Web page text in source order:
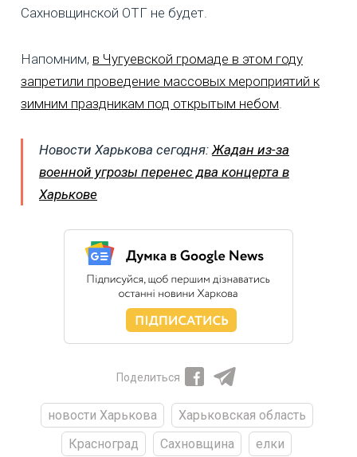
Сахновщинской ОТГ не будет.
Напомним, в Чугуевской громаде в этом году
запретили проведение массовых мероприятий к
зимним праздникам под открытым небом.
Новости Харькова сегодня:Жадан из-за
военной угрозы перенес два концерта в
Харькове
Поделиться
новости Харькова
Харьковская область
Красноград
Сахновщина елки